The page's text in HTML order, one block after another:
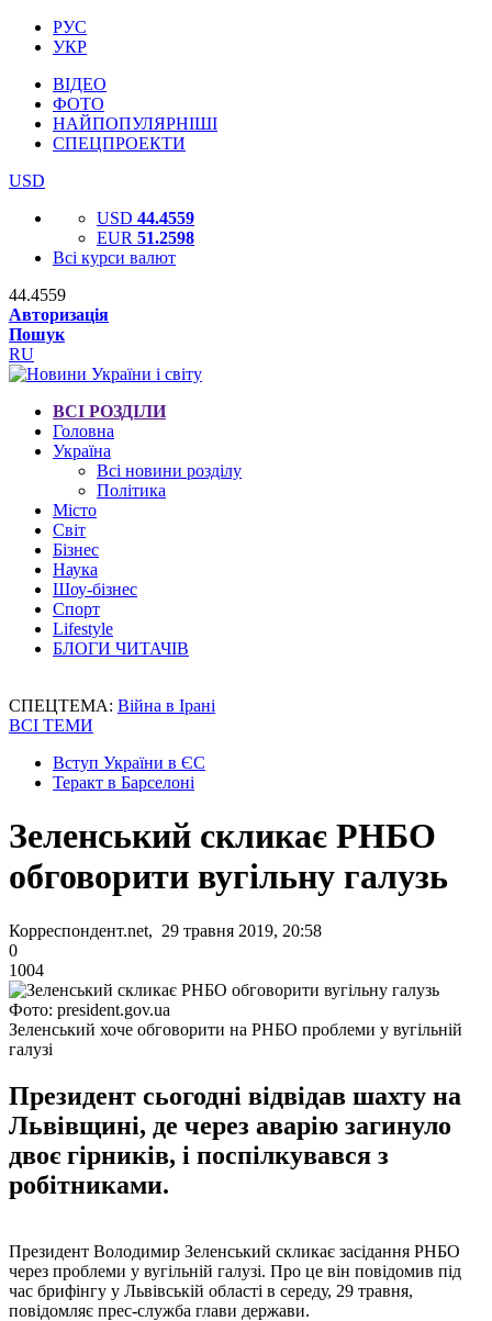
РУС
УКР
ВІДЕО
ФОТО
НАЙПОПУЛЯРНІШІ
СПЕЦПРОЕКТИ
USD
USD 44.4559
EUR 51.2598
Всі курси валют
44.4559
Авторизація
Пошук
RU
ВСІ РОЗДІЛИ
Головна
Україна
Всі новини розділу
Політика
Місто
Світ
Бізнес
Наука
Шоу-бізнес
Спорт
Lifestyle
БЛОГИ ЧИТАЧІВ
СПЕЦТЕМА: Війна в Ірані
ВСІ ТЕМИ
Вступ України в ЄС
Теракт в Барселоні
Зеленський скликає РНБО
обговорити вугільну галузь
Корреспондент.net, 29 травня 2019, 20:58
0
1004
Фото: president.gov.ua
Зеленський хоче обговорити на РНБО проблеми у вугільній
галузі
Президент сьогодні відвідав шахту на
Львівщині, де через аварію загинуло
двоє гірників, і поспілкувався з
робітниками.
Президент Володимир Зеленський скликає засідання РНБО
через проблеми у вугільній галузі. Про це він повідомив під
час брифінгу у Львівській області в середу, 29 травня,
повідомляє прес-служба глави держави.